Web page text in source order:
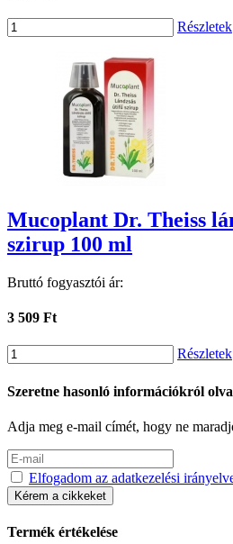
Részletek
Mucoplant Dr. Theiss
szirup 100 ml
Bruttó fogyasztói ár:
3 509 Ft
Részletek
Szeretne hasonló információkról
Adja meg e-mail címét, hogy ne
Elfogadom az adatkezelési
Kérem a cikkeket
Termék értékelése